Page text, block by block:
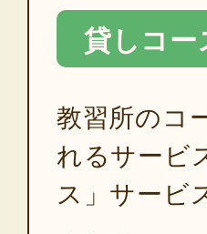
貸しコー
教習所のコ
れるサービ
ス」サービ